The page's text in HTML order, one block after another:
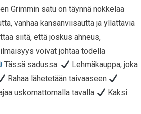
Grimmin satu on täynnä nokkelaa
vanhaa kansanviisautta ja yllättäviä
siitä, että joskus ahneus,
voivat johtaa todella
Tässä sadussa:
Lehmäkauppa, joka
Rahaa lähetetään taivaaseen
uskomattomalla tavalla
Kaksi